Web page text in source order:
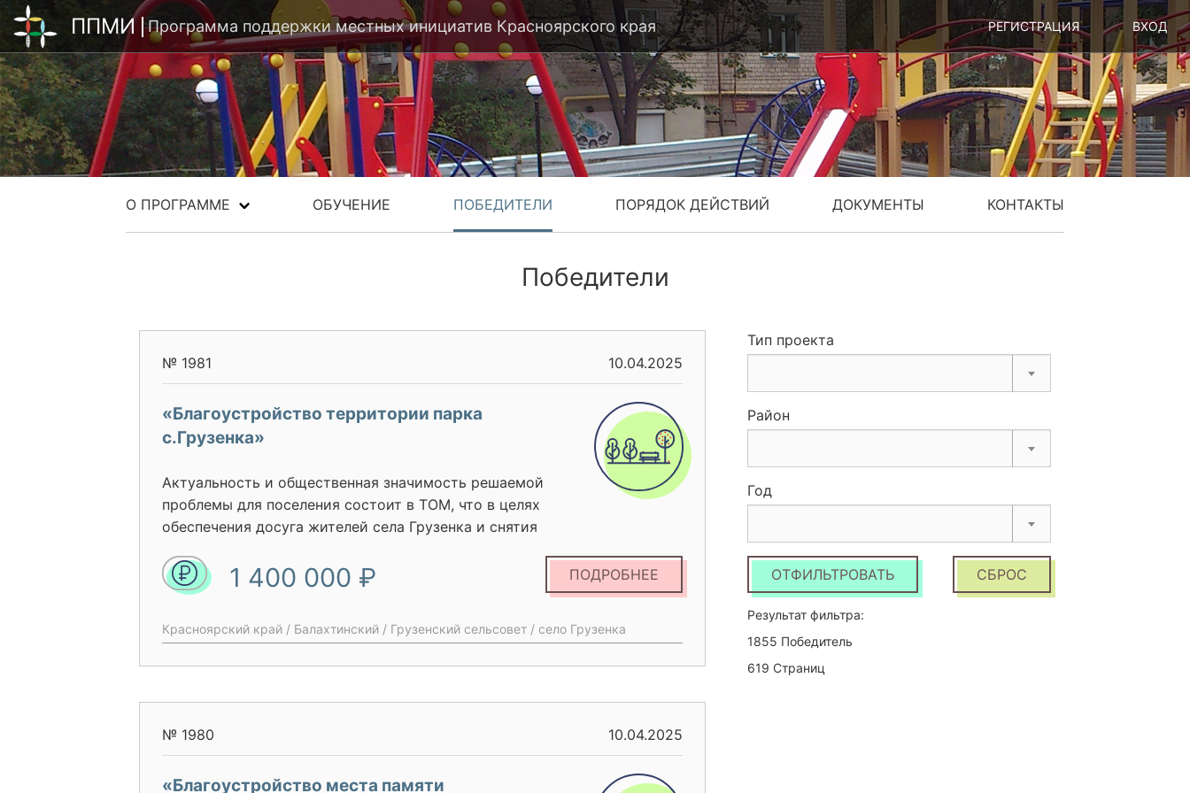
ППМИ Программа поддержки местных инициатив Красноярского края РЕГИСТРАЦИЯ ВХОД
О ПРОГРАММЕ ОБУЧЕНИЕ ПОБЕДИТЕЛИ ПОРЯДОК ДЕЙСТВИЙ ДОКУМЕНТЫ КОНТАКТЫ
Победители
№ 1981 10.04.2025
«Благоустройство территории парка
с.Грузенка»
Актуальность и общественная значимость решаемой
проблемы для поселения состоит в TOM, что в целях
обеспечения досуга жителей села Грузенка и снятия
вариантов проведения свободного времени, необходимо
реализовывать на территории села проект по созданию
комфортные условия для всех жителей села.
1 400 000 ₽ ПОДРОБНЕЕ
Красноярский край / Балахтинский / Грузенский сельсовет / село Грузенка
№ 1980 10.04.2025
«Благоустройство места памяти
Тип проекта
Район
Год
ОТФИЛЬТРОВАТЬ СБРОС
Результат фильтра:
1855 Победитель
619 Страниц